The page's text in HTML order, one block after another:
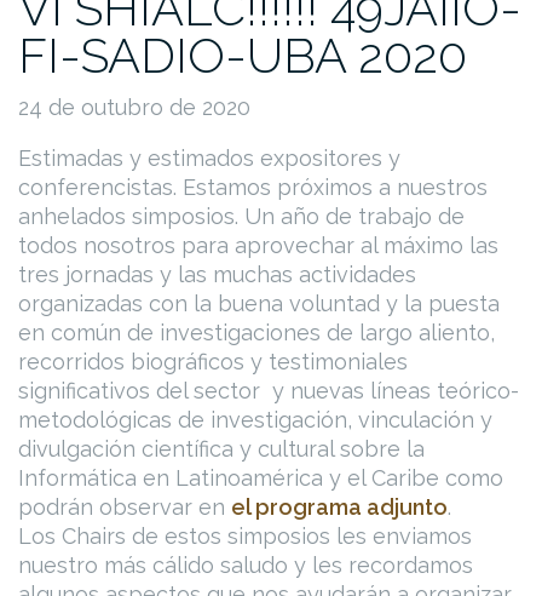
FI-SADIO-UBA 2020
24 de outubro de 2020
Estimadas y estimados expositores y
conferencistas. Estamos próximos a nuestros
anhelados simposios. Un año de trabajo de
todos nosotros para aprovechar al máximo las
tres jornadas y las muchas actividades
organizadas con la buena voluntad y la puesta
en común de investigaciones de largo aliento,
recorridos biográficos y testimoniales
significativos del sector y nuevas líneas teórico-
metodológicas de investigación, vinculación y
divulgación científica y cultural sobre la
Informática en Latinoamérica y el Caribe como
podrán observar en el programa adjunto.
Los Chairs de estos simposios les enviamos
nuestro más cálido saludo y les recordamos